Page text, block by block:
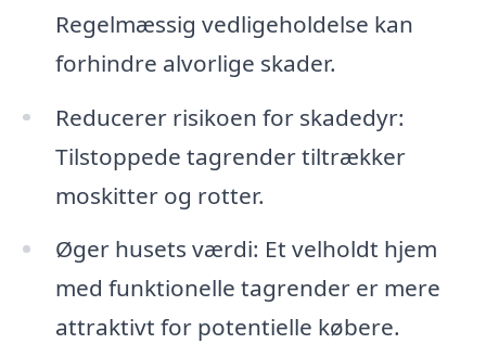
Regelmæssig vedligeholdelse kan
forhindre alvorlige skader.
Reducerer risikoen for skadedyr:
Tilstoppede tagrender tiltrækker
moskitter og rotter.
Øger husets værdi: Et velholdt hjem
med funktionelle tagrender er mere
attraktivt for potentielle købere.